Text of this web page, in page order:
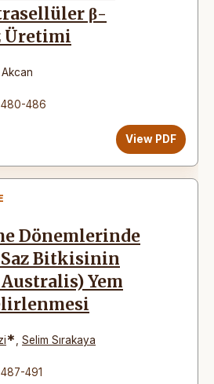
β-
Üretimi
480-486
View PDF
Dönemlerinde
Bitkisinin
Yem
* Selim Sırakaya
491